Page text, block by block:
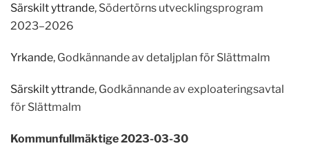
Särskilt yttrande, Södertörns utvecklingsprogram
2023–2026
Yrkande, Godkännande av detaljplan för Slättmalm
Särskilt yttrande, Godkännande avexploateringsavtal
för Slättmalm
Kommunfullmäktige 2023-03-30